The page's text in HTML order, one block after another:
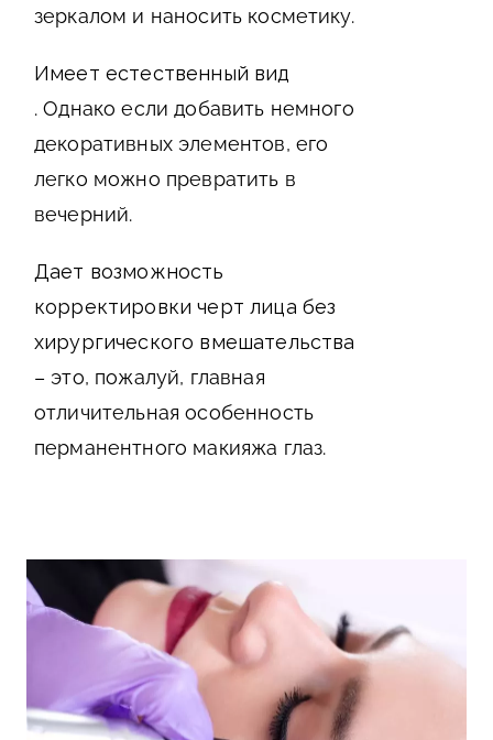
зеркалом и наносить косметику.
Имеет естественный вид
. Однако если добавить немного
декоративных элементов, его
легко можно превратить в
вечерний.
Дает возможность
корректировки черт лица без
хирургического вмешательства
– это, пожалуй, главная
отличительная особенность
перманентного макияжа глаз.